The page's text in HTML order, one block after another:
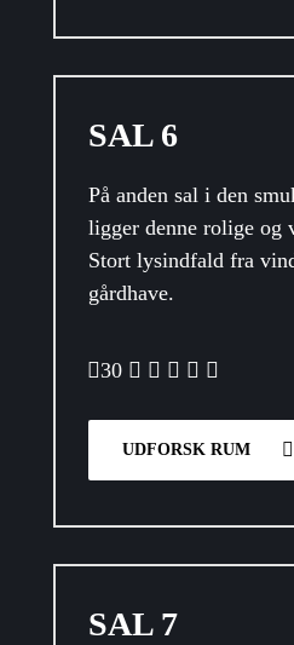
SAL 6
På anden sal i den
ligger denne rolige og
Stort lysindfald fra
gårdhave.
30
UDFORSK RUM
SAL 7